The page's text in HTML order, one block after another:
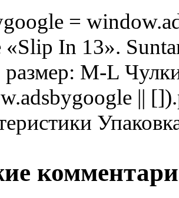
=
«Slip In 13».
размер: M-L
||